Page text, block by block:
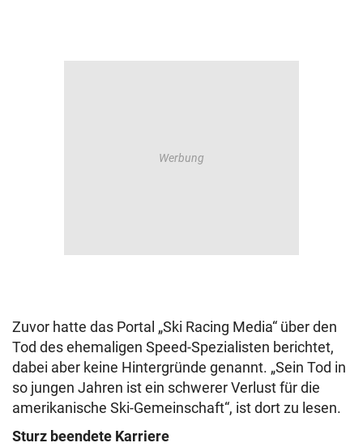
Zuvor hatte das Portal „Ski Racing Media“ über den
Tod des ehemaligen Speed-Spezialisten berichtet,
dabei aber keine Hintergründe genannt. „Sein Tod in
so jungen Jahren ist ein schwerer Verlust für die
amerikanische Ski-Gemeinschaft“, ist dort zu lesen.
Sturz beendete Karriere